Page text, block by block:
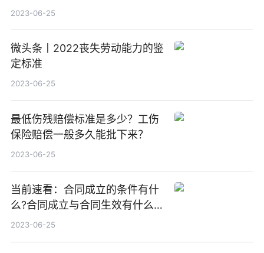
2023-06-25
微头条丨2022丧失劳动能力的鉴
定标准
2023-06-25
最低伤残赔偿标准是多少？工伤
保险赔偿一般多久能批下来？
2023-06-25
当前速看：合同成立的条件有什
么?合同成立与合同生效有什么
区别?
2023-06-25